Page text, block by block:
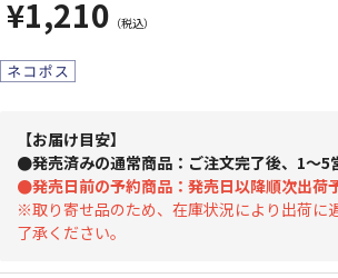
¥1,210
【お届け目安】
●発売済みの通常商品：ご注文完了後、1～5
●発売日前の予約商品：発売日以降順次出荷
※取り寄せ品のため、在庫状況により出荷に
了承ください。